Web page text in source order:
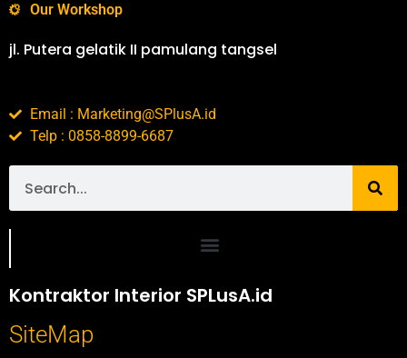
Our Workshop
jl. Putera gelatik II pamulang tangsel
Email : Marketing@SPlusA.id
Telp : 0858-8899-6687
Kontraktor Interior SPLusA.id
SiteMap